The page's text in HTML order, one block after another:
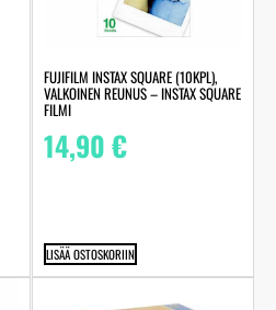
FUJIFILM INSTAX SQUARE (10KPL),
VALKOINEN REUNUS – INSTAX SQUARE
FILMI
14,90€
LISÄÄ OSTOSKORIIN